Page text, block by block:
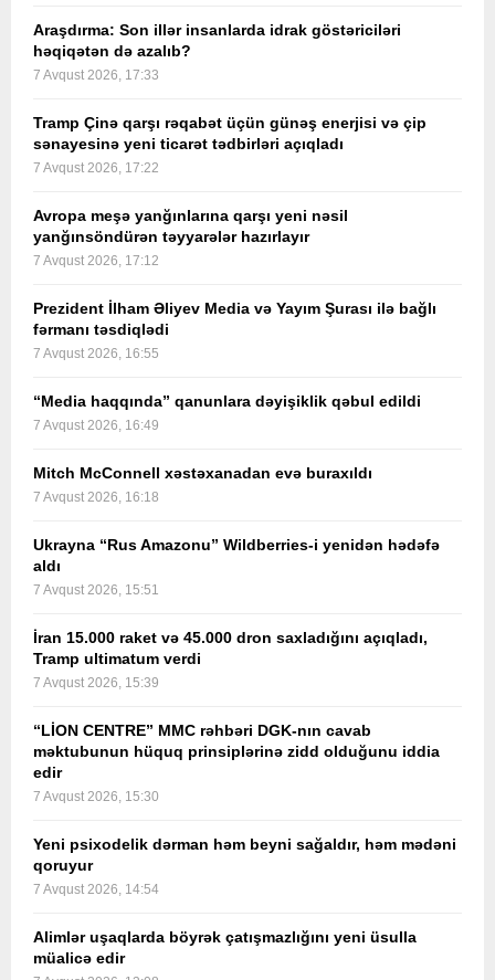
Araşdırma: Son illər insanlarda idrak göstəriciləri
həqiqətən də azalıb?
7 Avqust 2026, 17:33
Tramp Çinə qarşı rəqabət üçün günəş enerjisi və çip
sənayesinə yeni ticarət tədbirləri açıqladı
7 Avqust 2026, 17:22
Avropa meşə yanğınlarına qarşı yeni nəsil
yanğınsöndürən təyyarələr hazırlayır
7 Avqust 2026, 17:12
Prezident İlham Əliyev Media və Yayım Şurası ilə bağlı
fərmanı təsdiqlədi
7 Avqust 2026, 16:55
“Media haqqında” qanunlara dəyişiklik qəbul edildi
7 Avqust 2026, 16:49
Mitch McConnell xəstəxanadan evə buraxıldı
7 Avqust 2026, 16:18
Ukrayna “Rus Amazonu” Wildberries-i yenidən hədəfə
aldı
7 Avqust 2026, 15:51
İran 15.000 raket və 45.000 dron saxladığını açıqladı,
Tramp ultimatum verdi
7 Avqust 2026, 15:39
“LİON CENTRE” MMC rəhbəri DGK-nın cavab
məktubunun hüquq prinsiplərinə zidd olduğunu iddia
edir
7 Avqust 2026, 15:30
Yeni psixodelik dərman həm beyni sağaldır, həm mədəni
qoruyur
7 Avqust 2026, 14:54
Alimlər uşaqlarda böyrək çatışmazlığını yeni üsulla
müalicə edir